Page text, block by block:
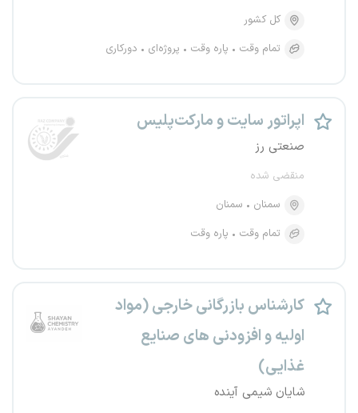
کل کشور
تمام وقت
پاره وقت پروژه‌ای دورکاری
اپراتور سایت و مارکت‌پلیس
صنعتی رز
منقضی شده
سمنان
سمنان
تمام وقت
پاره وقت
کارشناس بازرگانی خارجی (مواد
اولیه و افزودنی های صنایع
غذایی)
شایان شیمی آینده